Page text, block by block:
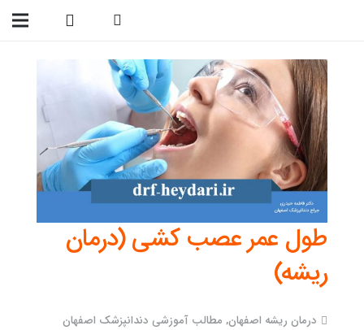
طول عمر عصب کشی (درمان
ریشه)
درمان ریشه اصفهان, مطالب آموزشی دندانپزشک اصفهان